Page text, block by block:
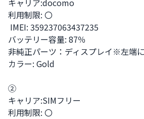
キャリア:docomo
利用制限: 〇
バッテリー容量: 87％
非純正パーツ：ディスプレイ※左端
カラー: Gold
②
キャリア:SIMフリー
利用制限: 〇